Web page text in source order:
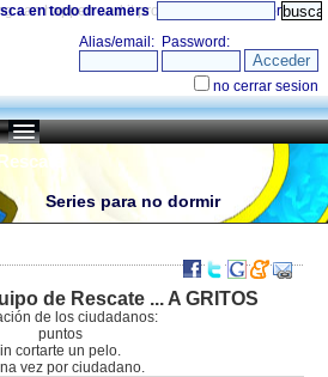
can happen and it probably will» directorio
en todo dreamers
Series para no dormir
de Rescate ... A GRITOS
de los ciudadanos:
puntos
cortarte un pelo.
vez por ciudadano.